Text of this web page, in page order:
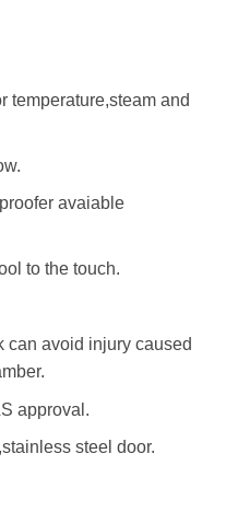
temperature,steam and
avaiable
to the touch.
can avoid injury caused
approval.
steel door.